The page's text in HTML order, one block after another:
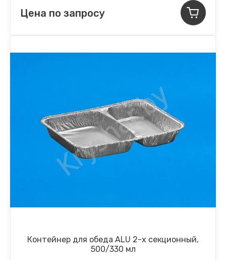
Цена по запросу
Контейнер для обеда ALU 2-х секционный,
500/330 мл